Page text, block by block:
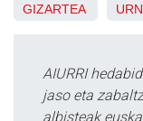
GIZARTEA
AIURRI
jaso eta
albisteak